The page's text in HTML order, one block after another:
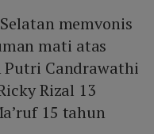
memvonis
mati atas
Putri Candrawathi
Rizal 13
15 tahun